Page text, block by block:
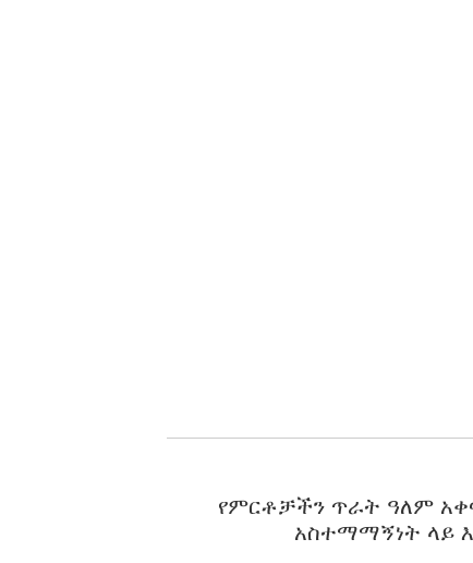
የምርቶቻችን ጥራት ዓለም
አስተማማኝነት ላይ